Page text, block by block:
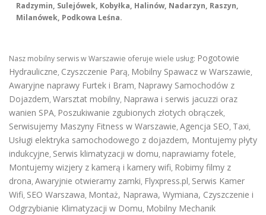
Radzymin, Sulejówek, Kobyłka, Halinów, Nadarzyn, Raszyn,
Milanówek, Podkowa Leśna.
Nasz mobilny serwis w Warszawie oferuje wiele usług: Pogotowie
Hydrauliczne, Czyszczenie Parą, Mobilny Spawacz w Warszawie,
Awaryjne naprawy Furtek i Bram, Naprawy Samochodów z
Dojazdem, Warsztat mobilny, Naprawa i serwis jacuzzi oraz
wanien SPA, Poszukiwanie zgubionych złotych obrączek,
Serwisujemy Maszyny Fitness w Warszawie, Agencja SEO, Taxi,
Usługi elektryka samochodowego z dojazdem, Montujemy płyty
indukcyjne, Serwis klimatyzacji w domu, naprawiamy fotele,
Montujemy wizjery z kamerą i kamery wifi, Robimy filmy z
drona, Awaryjnie otwieramy zamki, Flyxpress.pl, Serwis Kamer
Wifi, SEO Warszawa, Montaż, Naprawa, Wymiana, Czyszczenie i
Odgrzybianie Klimatyzacji w Domu, Mobilny Mechanik